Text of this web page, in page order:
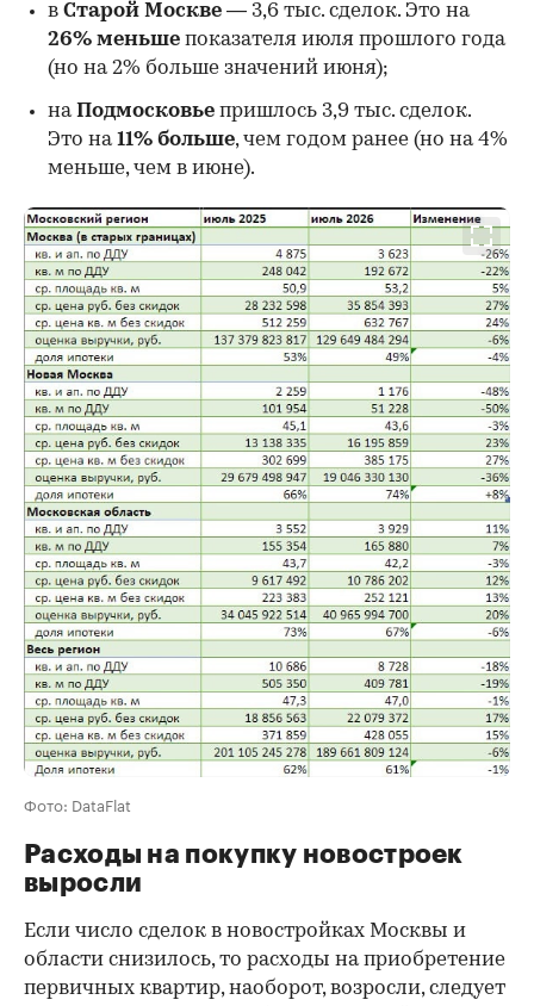
00:00 / 00:00
в Старой Москве — 3,6 тыс. сделок. Это на
26% меньше показателя июля прошлого года
(но на 2% больше значений июня);
наПодмосковье пришлось 3,9 тыс. сделок.
Это на11% больше, чем годом ранее (но на 4%
меньше, чем в июне).
Фото: DataFlat
Расходы на покупку новостроек
выросли
Если число сделок в новостройках Москвы и
области снизилось, то расходы на приобретение
первичных квартир, наоборот, возросли, следует